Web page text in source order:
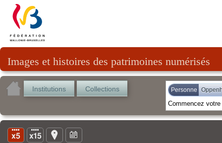
Images et histoires des patrimoines numérisés
Institutions Collections Personne